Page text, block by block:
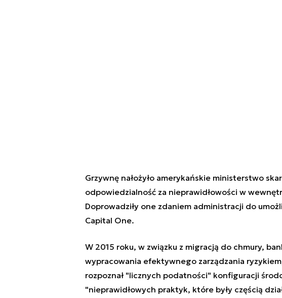
Grzywnę nałożyło amerykańskie ministerstwo
odpowiedzialność za nieprawidłowości w
Doprowadziły one zdaniem administracji do
Capital One.
W 2015 roku, w związku z migracją do chmury,
wypracowania efektywnego zarządzania
rozpoznał "licznych podatności" konfiguracji
"nieprawidłowych praktyk, które były częścią